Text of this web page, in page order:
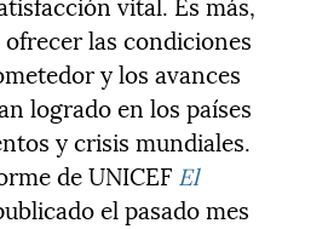
las condiciones
y los avances
logrado en los países
y crisis mundiales.
de UNICEFEl
el pasado mes